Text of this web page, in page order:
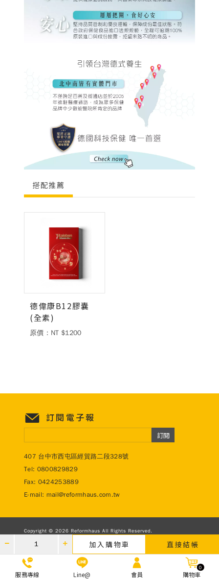
加入購物車 直接結帳
搭配推薦
德偉康B12膠囊
(全素)
原價：NT $1200
服務專線 Line@ 會員
0
購物車
訂閱電子報
訂閱
407 台中市西屯區經貿路二段328號
Tel: 0800829829
Fax: 0424253889
E-mail: mail@reformhaus.com.tw
Copyright © 2026 Reformhaus All Rights Reserved.
Design by
參柒設計